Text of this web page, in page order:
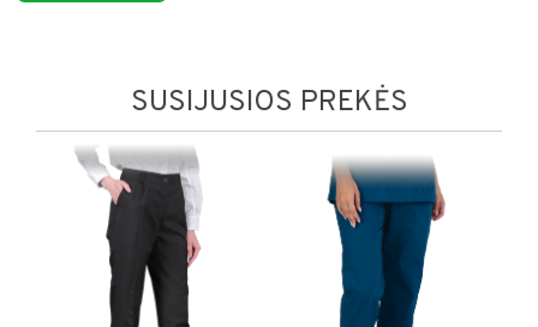
SUSIJUSIOS PREKĖS